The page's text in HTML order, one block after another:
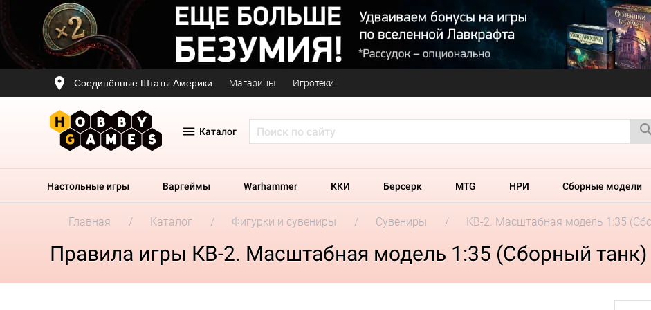
Соединённые Штаты Америки Магазины Игротеки
Каталог
Настольные игры Варгеймы Warhammer ККИ Берсерк MTG НРИ Сборные модели
Главная Каталог Фигурки и сувениры Сувениры КВ-2. Масштабная модель 1:35
Правила игры КВ-2. Масштабная модель 1:35 (Сборный танк)